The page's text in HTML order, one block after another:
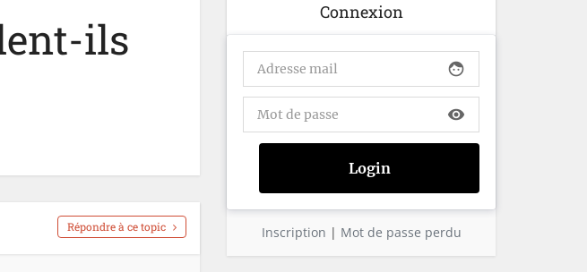
ils
Répondre à ce topic
Connexion
face
visibility
Inscription | Mot de passe perdu